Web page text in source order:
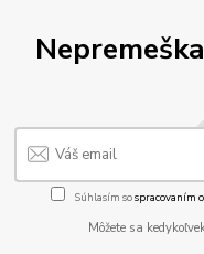
Súhlasím sospracovaním
Môžete sa